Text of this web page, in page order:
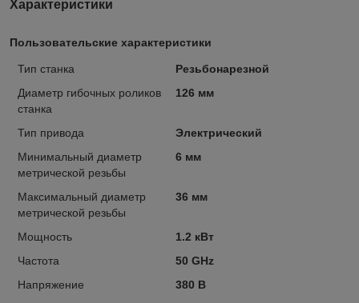
Характеристики
Пользовательские характеристики
Тип станка
Резьбонарезной
Диаметр гибочных роликов
станка
126 мм
Тип привода
Электрический
Минимальный диаметр
метрической резьбы
6 мм
Максимальный диаметр
метрической резьбы
36 мм
Мощность
1.2 кВт
Частота
50 GHz
Напряжение
380 В